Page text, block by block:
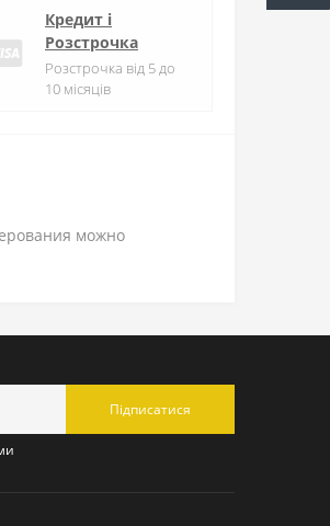
Кредит і
Розстрочка
Розстрочка від 5 до
10 місяців
можно
Підписатися